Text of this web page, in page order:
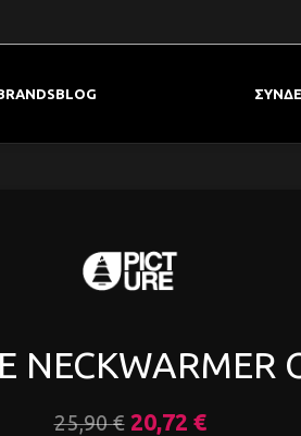
BLOG
NECKWARMER
25,90€ 20,72 €